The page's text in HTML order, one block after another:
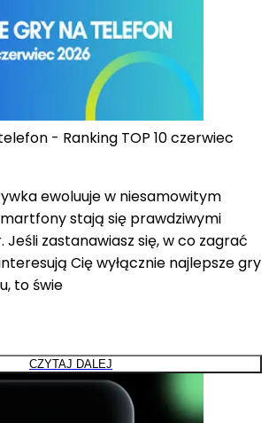
- Ranking TOP 10 czerwiec
ewoluuje w niesamowitym
stają się prawdziwymi
Jeśli zastanawiasz się, w co zagrać
Cię wyłącznie najlepsze gry
to świe
CZYTAJ DALEJ